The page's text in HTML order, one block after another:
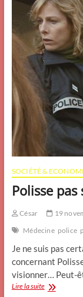
SOCIÉTÉ &
Polisse
César
19
Médecine police
Je ne suis pas
concernant
visionner… Peut-
Lire la suitePolisse